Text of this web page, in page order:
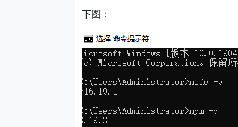
下图：